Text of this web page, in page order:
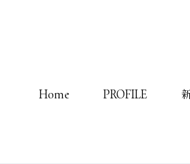
Home PROFILE